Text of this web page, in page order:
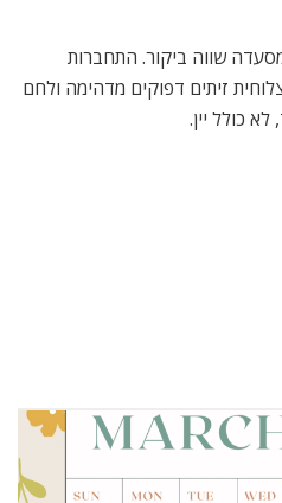
שווה ביקור. התחברות
זיתים דפוקים מדהימה ולחם